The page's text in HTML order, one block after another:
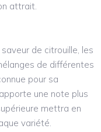
attrait.
saveur de citrouille, les
de différentes
pour sa
une note plus
mettra en
variété.